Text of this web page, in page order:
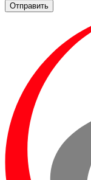
Отправить